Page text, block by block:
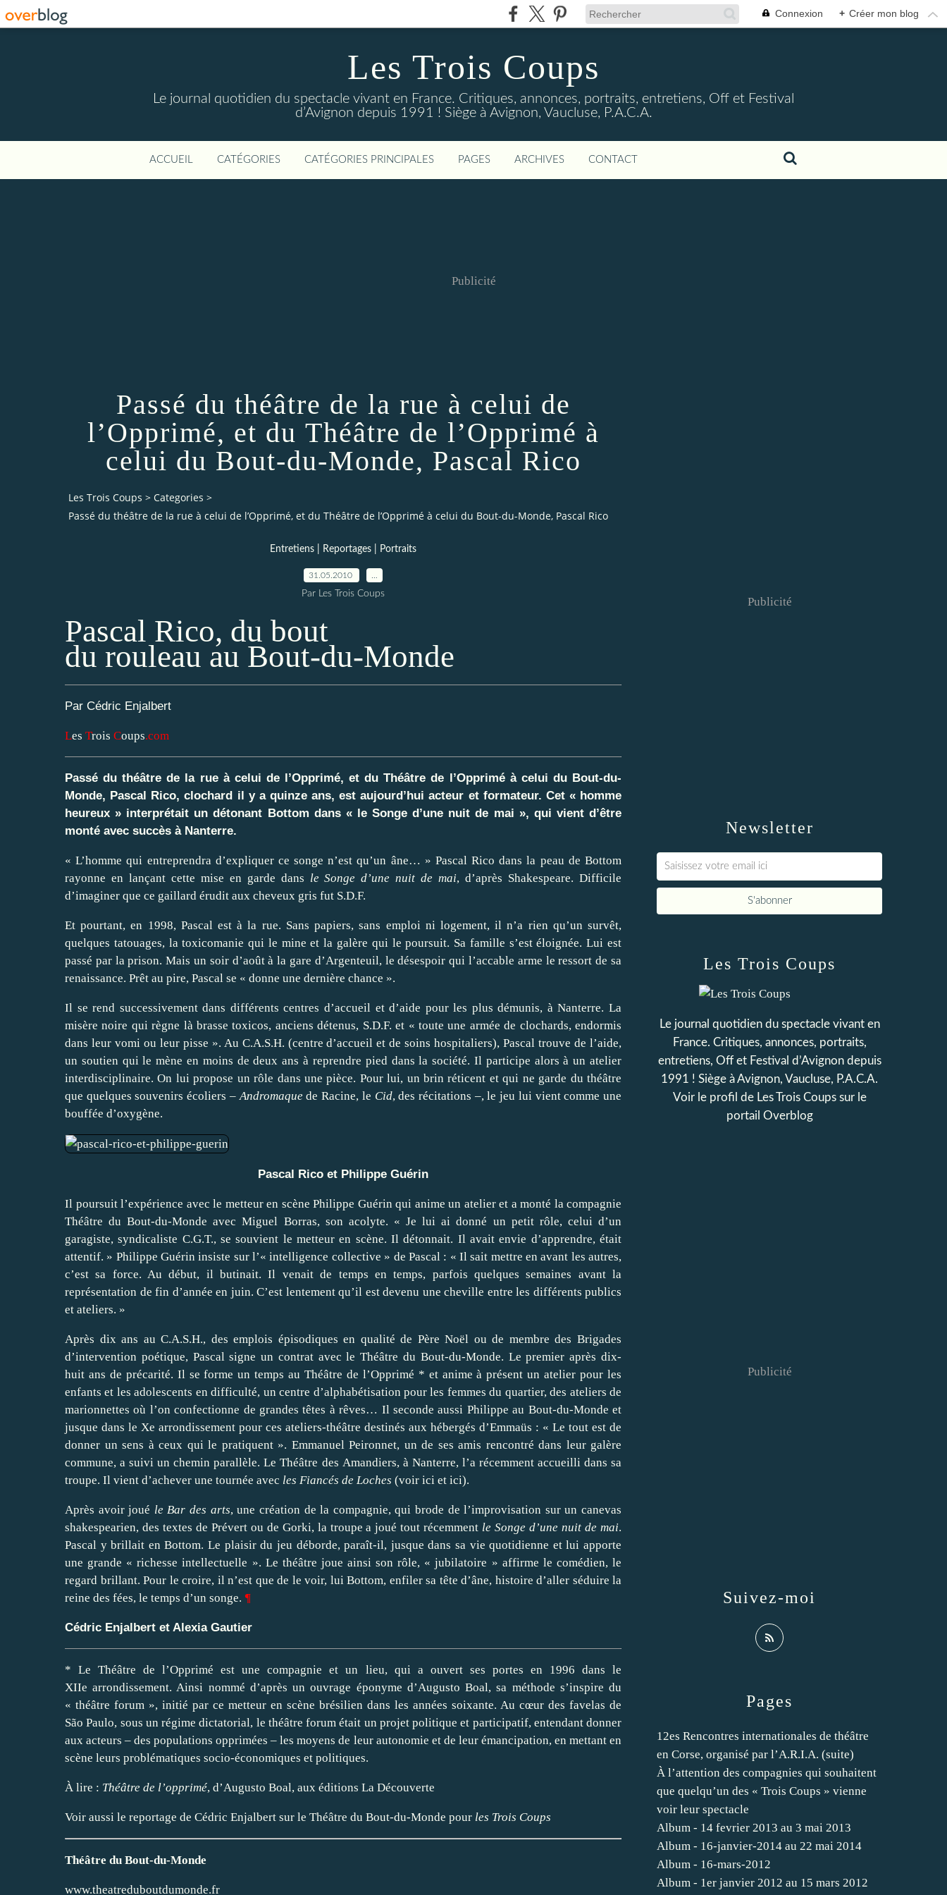
Connexion + Créer mon blog
Les Trois Coups
Le journal quotidien du spectacle vivant en France. Critiques, annonces, portraits, entretiens, Off et Festival
d’Avignon depuis 1991 ! Siège à Avignon, Vaucluse, P.A.C.A.
ACCUEIL CATÉGORIES CATÉGORIES PRINCIPALES PAGES ARCHIVES CONTACT
Publicité
Passé du théâtre de la rue à celui de
l’Opprimé, et du Théâtre de l’Opprimé à
celui du Bout-du-Monde, Pascal Rico
Les Trois Coups > Categories >
Passé du théâtre de la rue à celui de l’Opprimé, et du Théâtre de l’Opprimé à celui du Bout-du-Monde, Pascal Rico
Entretiens | Reportages | Portraits
31.05.2010
Par Les Trois Coups
Pascal Rico, du bout
du rouleau au Bout-du-Monde
Par Cédric Enjalbert
Les Trois Coups.com
Passé du théâtre de la rue à celui de l’Opprimé, et du Théâtre de l’Opprimé à celui du Bout-du-
Monde, Pascal Rico, clochard il y a quinze ans, est aujourd’hui acteur et formateur. Cet « homme
heureux » interprétait un détonant Bottom dans « le Songe d’une nuit de mai », qui vient d’être
monté avec succès à Nanterre.
« L’homme qui entreprendra d’expliquer ce songe n’est qu’un âne… » Pascal Rico dans la peau de Bottom
rayonne en lançant cette mise en garde dans le Songe d’une nuit de mai, d’après Shakespeare. Difficile
d’imaginer que ce gaillard érudit aux cheveux gris fut S.D.F.
Et pourtant, en 1998, Pascal est à la rue. Sans papiers, sans emploi ni logement, il n’a rien qu’un survêt,
quelques tatouages, la toxicomanie qui le mine et la galère qui le poursuit. Sa famille s’est éloignée. Lui est
passé par la prison. Mais un soir d’août à la gare d’Argenteuil, le désespoir qui l’accable arme le ressort de sa
renaissance. Prêt au pire, Pascal se « donne une dernière chance ».
Il se rend successivement dans différents centres d’accueil et d’aide pour les plus démunis, à Nanterre. La
misère noire qui règne là brasse toxicos, anciens détenus, S.D.F. et « toute une armée de clochards, endormis
dans leur vomi ou leur pisse ». Au C.A.S.H. (centre d’accueil et de soins hospitaliers), Pascal trouve de l’aide,
un soutien qui le mène en moins de deux ans à reprendre pied dans la société. Il participe alors à un atelier
interdisciplinaire. On lui propose un rôle dans une pièce. Pour lui, un brin réticent et qui ne garde du théâtre
que quelques souvenirs écoliers – Andromaque de Racine, le Cid, des récitations –, le jeu lui vient comme une
bouffée d’oxygène.
Pascal Rico et Philippe Guérin
Il poursuit l’expérience avec le metteur en scène Philippe Guérin qui anime un atelier et a monté la compagnie
Théâtre du Bout-du-Monde avec Miguel Borras, son acolyte. « Je lui ai donné un petit rôle, celui d’un
garagiste, syndicaliste C.G.T., se souvient le metteur en scène. Il détonnait. Il avait envie d’apprendre, était
attentif. » Philippe Guérin insiste sur l’« intelligence collective » de Pascal : « Il sait mettre en avant les autres,
c’est sa force. Au début, il butinait. Il venait de temps en temps, parfois quelques semaines avant la
représentation de fin d’année en juin. C’est lentement qu’il est devenu une cheville entre les différents publics
et ateliers. »
Après dix ans au C.A.S.H., des emplois épisodiques en qualité de Père Noël ou de membre des Brigades
d’intervention poétique, Pascal signe un contrat avec le Théâtre du Bout-du-Monde. Le premier après dix-
huit ans de précarité. Il se forme un temps au Théâtre de l’Opprimé * et anime à présent un atelier pour les
enfants et les adolescents en difficulté, un centre d’alphabétisation pour les femmes du quartier, des ateliers de
marionnettes où l’on confectionne de grandes têtes à rêves… Il seconde aussi Philippe au Bout-du-Monde et
jusque dans le Xe arrondissement pour ces ateliers-théâtre destinés aux hébergés d’Emmaüs : « Le tout est de
donner un sens à ceux qui le pratiquent ». Emmanuel Peironnet, un de ses amis rencontré dans leur galère
commune, a suivi un chemin parallèle. Le Théâtre des Amandiers, à Nanterre, l’a récemment accueilli dans sa
troupe. Il vient d’achever une tournée avec les Fiancés de Loches (voir ici et ici).
Après avoir joué le Bar des arts, une création de la compagnie, qui brode de l’improvisation sur un canevas
shakespearien, des textes de Prévert ou de Gorki, la troupe a joué tout récemment le Songe d’une nuit de mai.
Pascal y brillait en Bottom. Le plaisir du jeu déborde, paraît-il, jusque dans sa vie quotidienne et lui apporte
une grande « richesse intellectuelle ». Le théâtre joue ainsi son rôle, « jubilatoire » affirme le comédien, le
regard brillant. Pour le croire, il n’est que de le voir, lui Bottom, enfiler sa tête d’âne, histoire d’aller séduire la
reine des fées, le temps d’un songe. ¶
Cédric Enjalbert et Alexia Gautier
* Le Théâtre de l’Opprimé est une compagnie et un lieu, qui a ouvert ses portes en 1996 dans le
XIIe arrondissement. Ainsi nommé d’après un ouvrage éponyme d’Augusto Boal, sa méthode s’inspire du
« théâtre forum », initié par ce metteur en scène brésilien dans les années soixante. Au cœur des favelas de
São Paulo, sous un régime dictatorial, le théâtre forum était un projet politique et participatif, entendant donner
aux acteurs – des populations opprimées – les moyens de leur autonomie et de leur émancipation, en mettant en
scène leurs problématiques socio-économiques et politiques.
À lire : Théâtre de l’opprimé, d’Augusto Boal, aux éditions La Découverte
Voir aussi le reportage de Cédric Enjalbert sur le Théâtre du Bout-du-Monde pour les Trois Coups
Théâtre du Bout-du-Monde
www.theatreduboutdumonde.fr
Newsletter
Publicité
Pages
12es Rencontres internationales de théâtre
en Corse, organisé par l’A.R.I.A. (suite)
À l’attention des compagnies qui souhaitent
que quelqu’un des « Trois Coups » vienne
voir leur spectacle
Album - 14 fevrier 2013 au 3 mai 2013
Album - 16-janvier-2014 au 22 mai 2014
Album - 16-mars-2012
Album - 1er janvier 2012 au 15 mars 2012
Les Trois Coups
Le journal quotidien du spectacle vivant en
France. Critiques, annonces, portraits,
entretiens, Off et Festival d’Avignon depuis
1991 ! Siège à Avignon, Vaucluse, P.A.C.A.
Voir le profil de Les Trois Coupssur le
portail Overblog
Suivez-moi
Publicité